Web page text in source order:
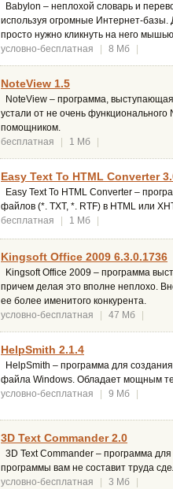
Babylon – неплохой словарь и
используя огромные Интернет-базы.
просто нужно кликнуть на него
условно-бесплатная
8 Мб
NoteView 1.5
NoteView – программа,
устали от не очень
помощником.
бесплатная
1 Мб
Easy Text To HTML Converter
Easy Text To HTML Converter –
файлов (*. TXT, *. RTF) в HTML или
бесплатная
1 Мб
Kingsoft Office 2009 6.3.0.1736
Kingsoft Office 2009 – программа
причем делая это вполне неплохо.
ее более именитого конкурента.
условно-бесплатная
47 Мб
HelpSmith 2.1.4
HelpSmith – программа для
файла Windows. Обладает мощным
условно-бесплатная
9 Мб
3D Text Commander 2.0
3D Text Commander – программа
программы вам не составит труда
условно-бесплатная
3 Мб